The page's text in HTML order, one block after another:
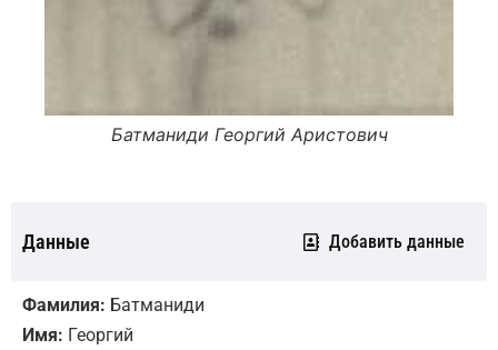
Батманиди Георгий Аристович
Данные Добавить данные
Фамилия: Батманиди
Имя: Георгий